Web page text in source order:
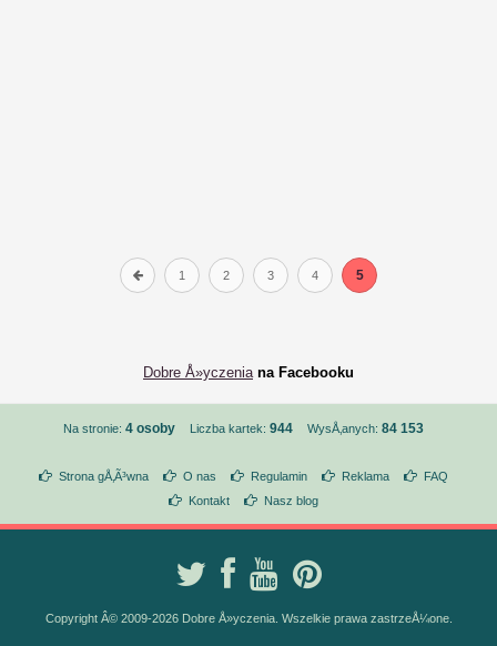
1 2 3 4 5
Dobre Å»yczenia na Facebooku
Na stronie: 4 osoby Liczba kartek: 944 WysÅ‚anych: 84 153
Strona gÅ‚Ã³wna O nas Regulamin Reklama
FAQ
Kontakt
Nasz blog
Copyright Â© 2009-2026 Dobre Å»yczenia. Wszelkie prawa zastrzeÅ¼one.